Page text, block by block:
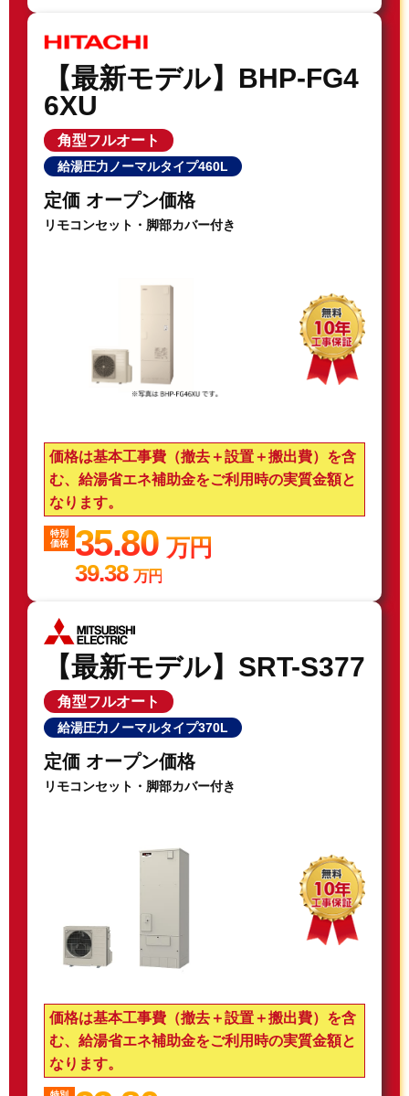
【最新モデル】BHP-FG4
6XU
角型フルオート
給湯圧力ノーマルタイプ460L
定価 オープン価格
リモコンセット・脚部カバー付き
価格は基本工事費（撤去＋設置＋搬出費）を含
む、給湯省エネ補助金をご利用時の実質金額と
なります。
特別
価格
35.80万円
39.38 万円
【最新モデル】SRT-S377
角型フルオート
給湯圧力ノーマルタイプ370L
定価 オープン価格
リモコンセット・脚部カバー付き
価格は基本工事費（撤去＋設置＋搬出費）を含
む、給湯省エネ補助金をご利用時の実質金額と
なります。